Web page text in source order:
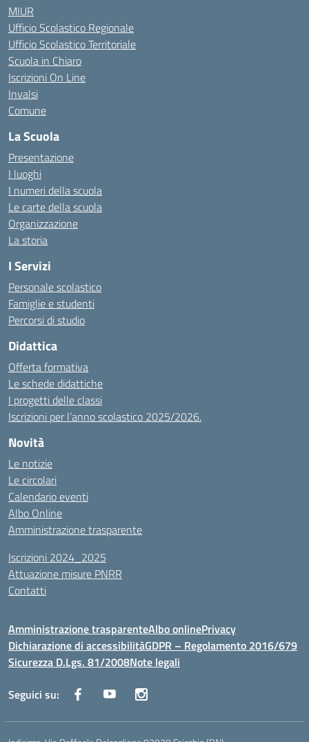
MIUR
Ufficio Scolastico Regionale
Ufficio Scolastico Territoriale
Scuola in Chiaro
Iscrizioni On Line
Invalsi
Comune
La Scuola
Presentazione
I luoghi
I numeri della scuola
Le carte della scuola
Organizzazione
La storia
I Servizi
Personale scolastico
Famiglie e studenti
Percorsi di studio
Didattica
Offerta formativa
Le schede didattiche
I progetti delle classi
Iscrizioni per l’anno scolastico 2025/2026.
Novità
Le notizie
Le circolari
Calendario eventi
Albo Online
Amministrazione trasparente
Iscrizioni 2024_2025
Attuazione misure PNRR
Contatti
Amministrazione trasparenteAlbo onlinePrivacy
Dichiarazione di accessibilitàGDPR – Regolamento 2016/679
Sicurezza D.Lgs. 81/2008Note legali
Seguici su: